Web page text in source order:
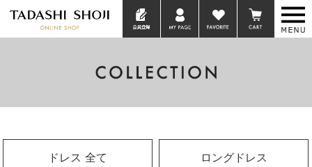
ドレス 全て ロングドレス